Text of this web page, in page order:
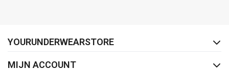
YOURUNDERWEARSTORE
MIJN ACCOUNT